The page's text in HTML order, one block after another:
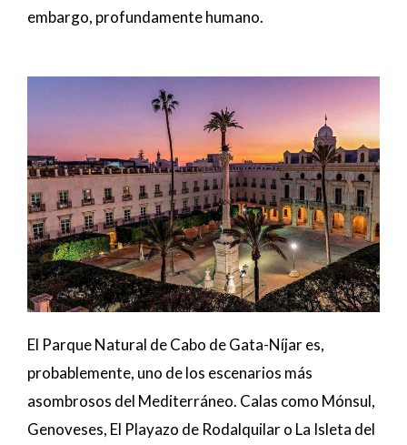
embargo, profundamente humano.
El Parque Natural de Cabo de Gata-Níjar es,
probablemente, uno de los escenarios más
asombrosos del Mediterráneo. Calas como Mónsul,
Genoveses, El Playazo de Rodalquilar o La Isleta del